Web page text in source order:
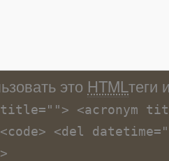
это HTMLтеги
<acronym
<del